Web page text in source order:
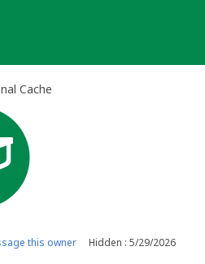
Cache
this owner Hidden : 5/29/2026